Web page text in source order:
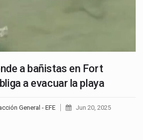
a bañistas en Fort
a evacuar la playa
General - EFE Jun 20, 2025